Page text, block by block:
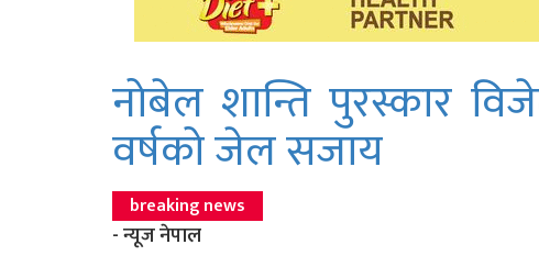
नोबेल शान्ति पुरस्कार
वर्षको जेल सजाय
breaking news
- न्यूज नेपाल